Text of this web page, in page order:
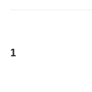
1